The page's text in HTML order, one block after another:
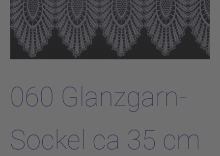
060 Glanzgarn-
Sockel ca 35 cm